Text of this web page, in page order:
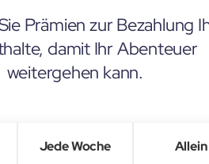
Prämien zur Bezahlung
damit Ihr Abenteuer
weitergehen kann.
Jede Woche Allein